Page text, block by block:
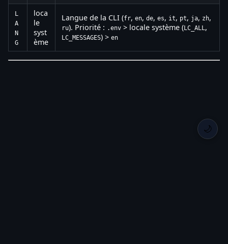
🌙
L
A
N
G
loca
le
syst
ème
Langue de la CLI (fr, en, de, es, it, pt, ja, zh,
ru). Priorité : .env > locale système (LC_ALL ,
LC_MESSAGES) > en